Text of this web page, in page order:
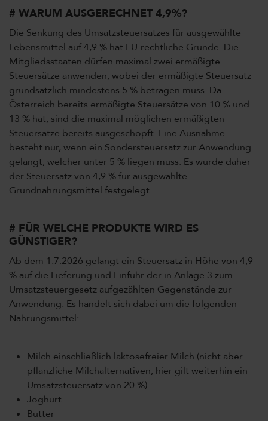
# WARUM AUSGERECHNET 4,9%?
Die Senkung des Umsatzsteuersatzes für ausgewählte
Lebensmittel auf 4,9 % hat EU-rechtliche Gründe. Die
Mitgliedsstaaten dürfen maximal zwei ermäßigte
Steuersätze anwenden, wobei der ermäßigte Steuersatz
grundsätzlich mindestens 5 % betragen muss. Da
Österreich bereits ermäßigte Steuersätze von 10 % und
13 % hat, sind die maximal möglichen ermäßigten
Steuersätze bereits ausgeschöpft. Eine Ausnahme
besteht nur, wenn ein Sondersteuersatz zur Anwendung
gelangt, welcher unter 5 % liegen muss. Es wurde daher
der Steuersatz von 4,9 % für ausgewählte
Grundnahrungsmittel festgelegt.
# FÜR WELCHE PRODUKTE WIRD ES
GÜNSTIGER?
Ab dem 1.7.2026 gelangt ein Steuersatz in Höhe von 4,9
% auf die Lieferung und Einfuhr der in Anlage 3 zum
Umsatzsteuergesetz aufgezählten Gegenstände zur
Anwendung. Es handelt sich dabei um die folgenden
Nahrungsmittel:
Milch einschließlich laktosefreier Milch (nicht aber
pflanzliche Milchalternativen, hier gilt weiterhin ein
Umsatzsteuersatz von 20 %)
Joghurt
Butter